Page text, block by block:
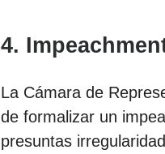
4.
La Cámara de
de formalizar un
presuntas